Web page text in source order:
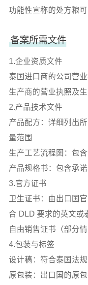
功能性宣称的处方粮
备案所需文件
1.企业资质文件
泰国进口商的公司营
生产商的营业执照及
2.产品技术文件
产品配方：详细列出
量范围
生产工艺流程图：包
产品规格书：包含承
3.官方证书
卫生证书：由出口国
合 DLD 要求的英文或
自由销售证书（部分情
4.包装与标签
设计稿：符合泰国法
原包装：出口国的原